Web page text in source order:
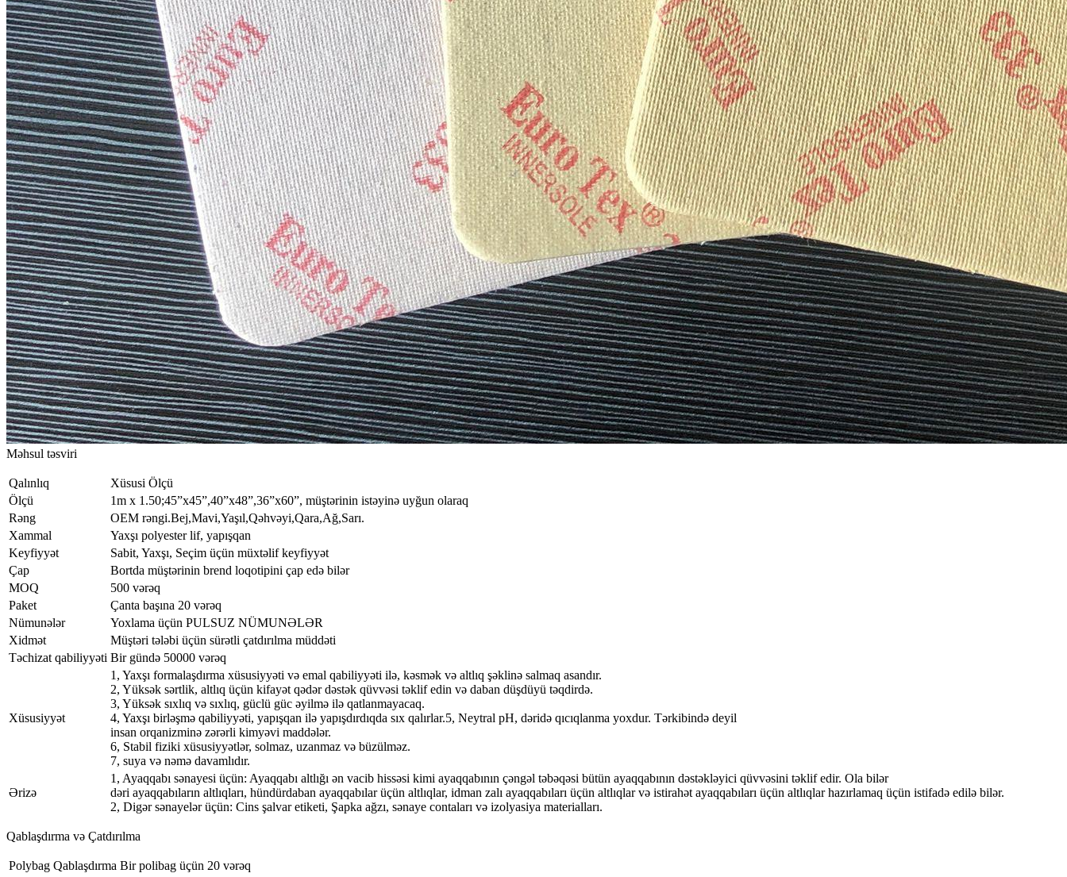
Məhsul təsviri
Qalınlıq
Xüsusi Ölçü
Ölçü
1m x 1.50;45”x45”,40”x48”,36”x60”, müştərinin istəyinə uyğun olaraq
Rəng
OEM rəngi.Bej,Mavi,Yaşıl,Qəhvəyi,Qara,Ağ,Sarı.
Xammal
Yaxşı polyester lif, yapışqan
Keyfiyyət
Sabit, Yaxşı, Seçim üçün müxtəlif keyfiyyət
Çap
Bortda müştərinin brend loqotipini çap edə bilər
MOQ
500 vərəq
Paket
Çanta başına 20 vərəq
Nümunələr
Yoxlama üçün PULSUZ NÜMUNƏLƏR
Xidmət
Müştəri tələbi üçün sürətli çatdırılma müddəti
Təchizat qabiliyyəti Bir gündə 50000 vərəq
Xüsusiyyət
1, Yaxşı formalaşdırma xüsusiyyəti və emal qabiliyyəti ilə, kəsmək və altlıq şəklinə salmaq asandır.
2, Yüksək sərtlik, altlıq üçün kifayət qədər dəstək qüvvəsi təklif edin və daban düşdüyü təqdirdə.
3, Yüksək sıxlıq və sıxlıq, güclü güc əyilmə ilə qatlanmayacaq.
4, Yaxşı birləşmə qabiliyyəti, yapışqan ilə yapışdırdıqda sıx qalırlar.5, Neytral pH, dəridə qıcıqlanma yoxdur. Tərkibində deyil
insan orqanizminə zərərli kimyəvi maddələr.
6, Stabil fiziki xüsusiyyətlər, solmaz, uzanmaz və büzülməz.
7, suya və nəmə davamlıdır.
Ərizə
1, Ayaqqabı sənayesi üçün: Ayaqqabı altlığı ən vacib hissəsi kimi ayaqqabının çəngəl təbəqəsi bütün ayaqqabının dəstəkləyici qüvvəsini təklif edir. Ola bilər
dəri ayaqqabıların altlıqları, hündürdaban ayaqqabılar üçün altlıqlar, idman zalı ayaqqabıları üçün altlıqlar və istirahət ayaqqabıları üçün altlıqlar hazırlamaq üçün istifadə edilə bilər.
2, Digər sənayelər üçün: Cins şalvar etiketi, Şapka ağzı, sənaye contaları və izolyasiya materialları.
Qablaşdırma və Çatdırılma
Polybag Qablaşdırma Bir polibag üçün 20 vərəq